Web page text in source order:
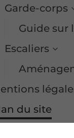
Garde-corps
Guide sur
Escaliers
du site
de